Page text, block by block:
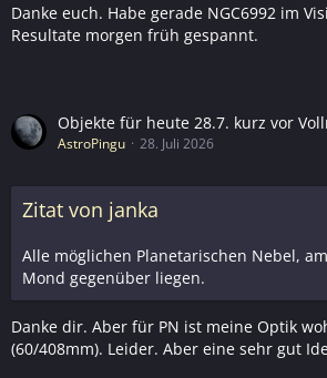
Danke euch. Habe gerade NGC6992 im
Resultate morgen früh gespannt.
Objekte für heute 28.7. kurz vor
AstroPingu 28. Juli 2026
Zitat von janka
Alle möglichen Planetarischen Nebel,
Mond gegenüber liegen.
Danke dir. Aber für PN ist meine Optik
(60/408mm). Leider. Aber eine sehr gut